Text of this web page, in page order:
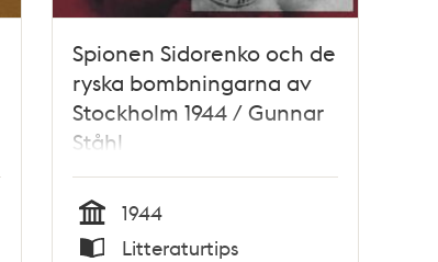
Spionen Sidorenko och de
ryska bombningarna av
Stockholm 1944 / Gunnar
Ståhl
Tid
1944
Litteraturtips